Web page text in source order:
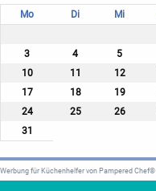
Mo Di Mi
3
4 5
10
11 12
17
18 19
24
25 26
31
Werbung für Küchenhelfer von Pampered Chef®